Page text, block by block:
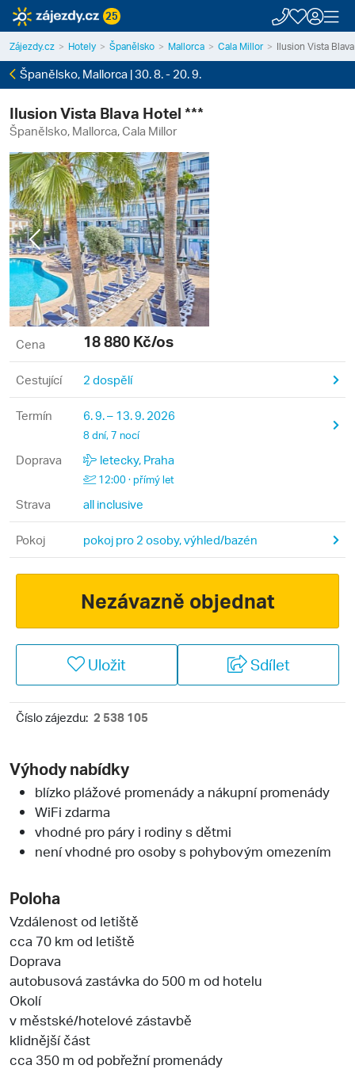
25
Zájezdy.cz Hotely Španělsko Mallorca Cala Millor Ilusion Vista
Španělsko, Mallorca | 30. 8. - 20. 9.
Ilusion Vista Blava Hotel ***
Španělsko, Mallorca, Cala Millor
Previous
Cena 18 880 Kč/os
Cestující 2 dospělí
Termín 6. 9. – 13. 9. 2026
8 dní, 7 nocí
Doprava letecky, Praha
12:00 · přímý let
Strava all inclusive
Pokoj pokoj pro 2 osoby, výhled/bazén
Nezávazně objednat
Uložit Sdílet
Číslo zájezdu: 2 538 105
Výhody nabídky
blízko plážové promenády a nákupní promenády
WiFi zdarma
vhodné pro páry i rodiny s dětmi
není vhodné pro osoby s pohybovým omezením
Poloha
Vzdálenost od letiště
cca 70 km od letiště
Doprava
autobusová zastávka do 500 m od hotelu
Okolí
v městské/hotelové zástavbě
klidnější část
cca 350 m od pobřežní promenády